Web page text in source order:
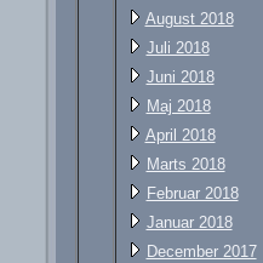
August 2018
Juli 2018
Juni 2018
Maj 2018
April 2018
Marts 2018
Februar 2018
Januar 2018
December 2017